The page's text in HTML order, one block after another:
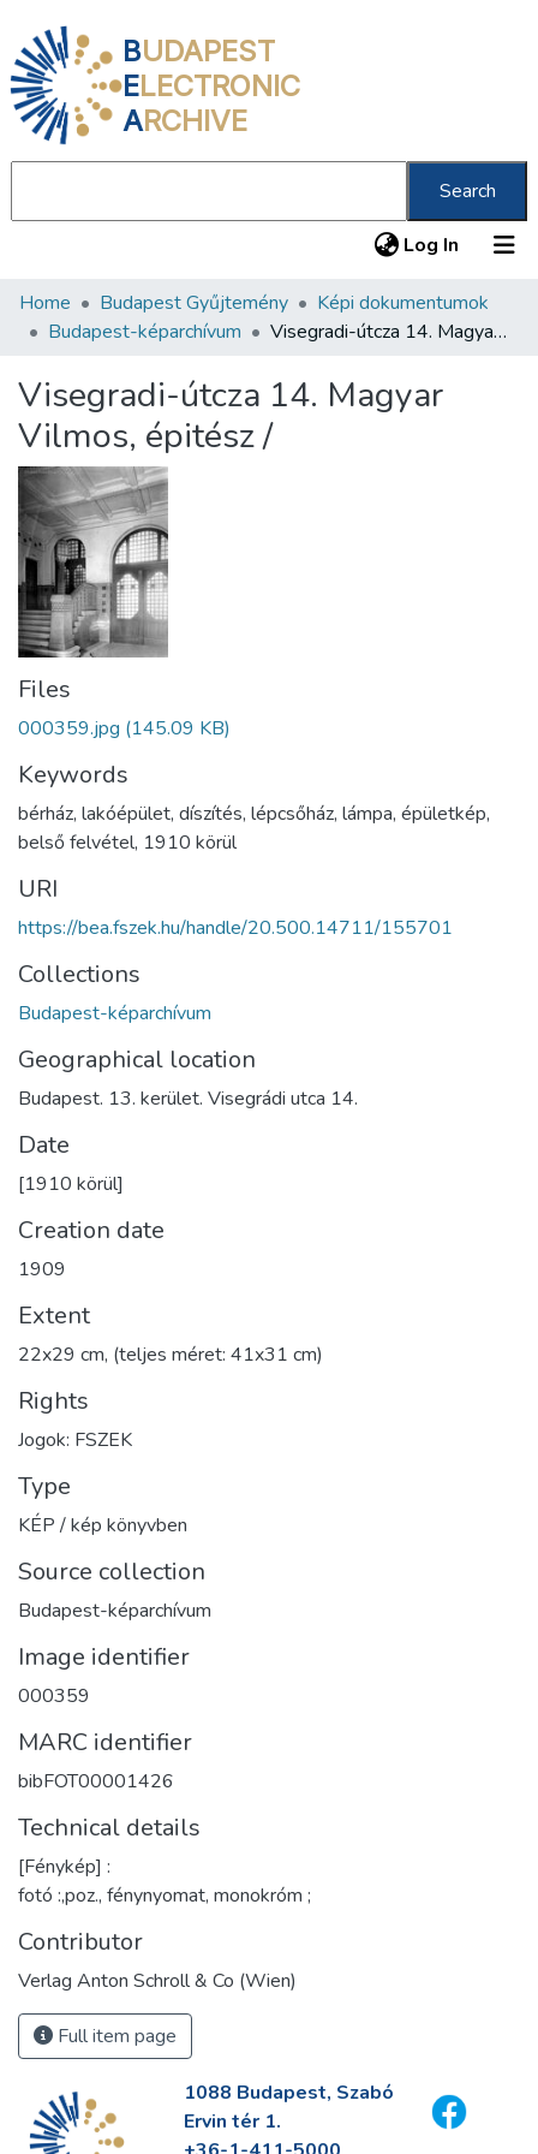
BUDAPEST
ELECTRONIC
ARCHIVE
Search
Log In (current)
Communities & Collections
Statistics
About us
Home Budapest Gyűjtemény
Képi dokumentumok
Budapest-képarchívum
Visegradi-útcza 14. Magyar Vilmos, épitész /
Visegradi-útcza 14. Magyar
Vilmos, épitész /
Files
000359.jpg (145.09 KB)
Keywords
bérház, lakóépület, díszítés, lépcsőház, lámpa, épületkép,
belső felvétel, 1910 körül
URI
https://bea.fszek.hu/handle/20.500.14711/155701
Collections
Budapest-képarchívum
Geographical location
Budapest. 13. kerület. Visegrádi utca 14.
Date
[1910 körül]
Creation date
1909
Extent
22x29 cm, (teljes méret: 41x31 cm)
Rights
Jogok: FSZEK
Type
KÉP / kép könyvben
Source collection
Budapest-képarchívum
Image identifier
000359
MARC identifier
bibFOT00001426
Technical details
[Fénykép] :
fotó :,poz., fénynyomat, monokróm ;
Contributor
Verlag Anton Schroll & Co (Wien)
Full item page
1088 Budapest, Szabó
Ervin tér 1.